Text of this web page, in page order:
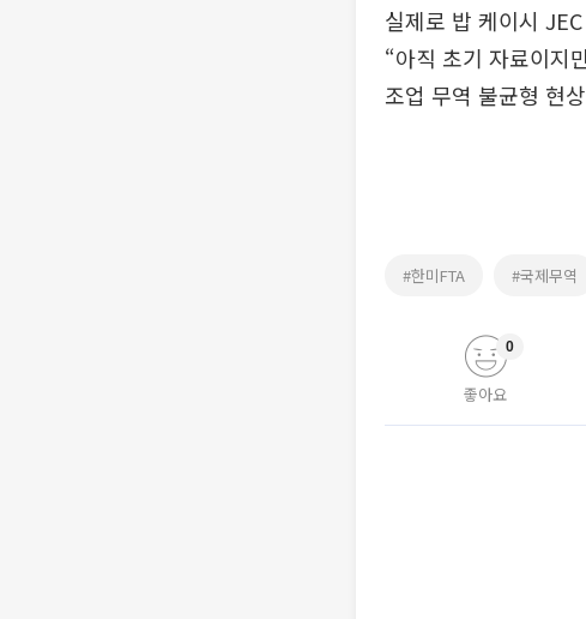
실제로 밥 케이시
“아직 초기 자료이지
조업 무역 불균형 현
#한미FTA #국제무역
좋아요
0